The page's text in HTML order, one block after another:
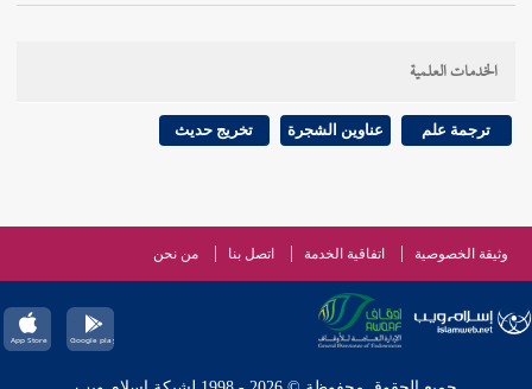
الخدمات العلمية
ترجمة علم عناوين الشجرة تخريج حديث
وثيقة الخصوصية اتفاقية الخدمة اتصل بنا من نحن